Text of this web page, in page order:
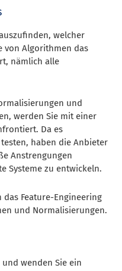
welcher
von Algorithmen das
nämlich alle
und
werden Sie mit einer
Da es
haben die Anbieter
Anstrengungen
Systeme zu entwickeln.
Feature-Engineering
und Normalisierungen.
wenden Sie ein